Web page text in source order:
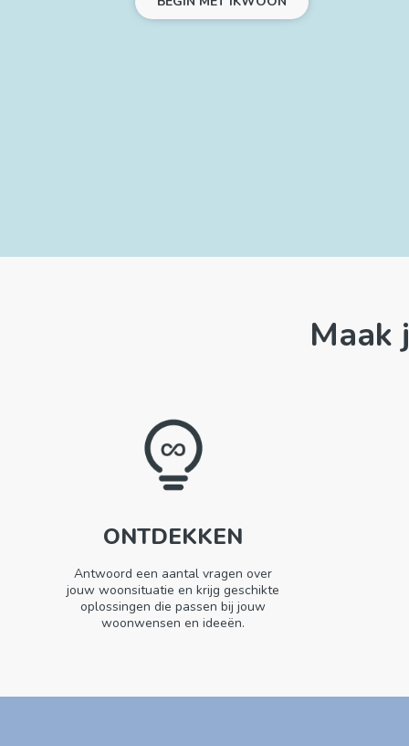
Maak
ONTDEKKEN
Antwoord een aantal vragen over
jouw woonsituatie en krijg geschikte
oplossingen die passen bij jouw
woonwensen en ideeën.